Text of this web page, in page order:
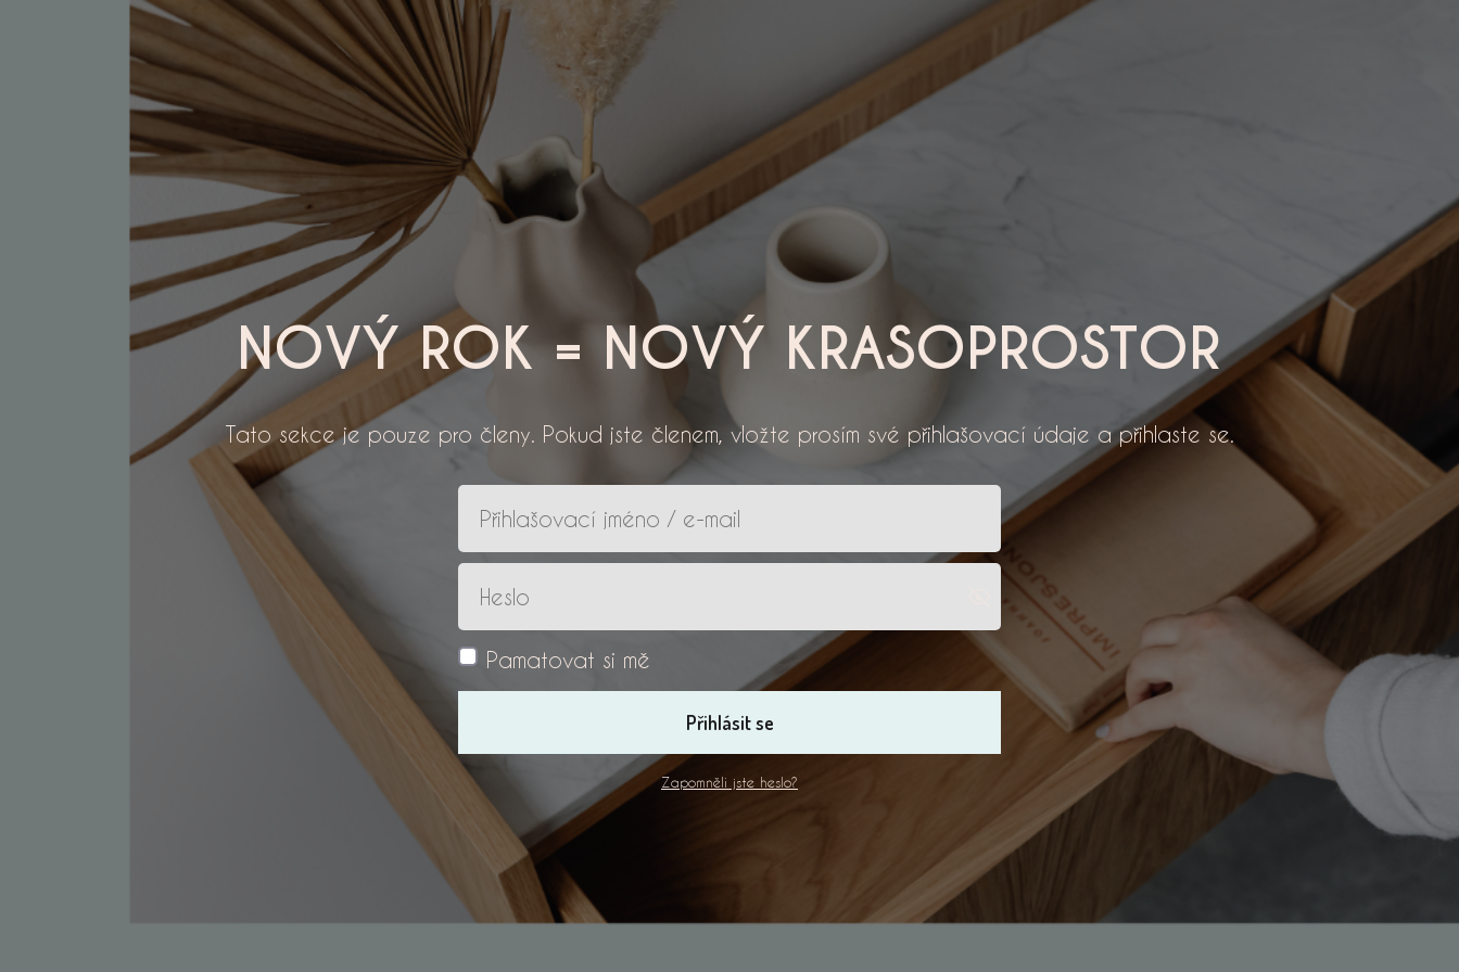
NOVÝ ROK = NOVÝ KRASOPROSTOR
Tato sekce je pouze pro členy. Pokud jste členem, vložte prosím své přihlašovací údaje a přihlaste se.
Pamatovat si mě
Přihlásit se
Zapomněli jste heslo?